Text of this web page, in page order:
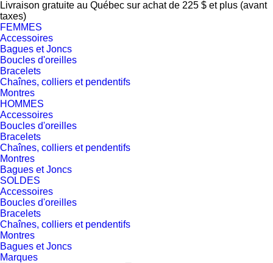
Livraison gratuite au Québec sur achat de 225 $ et plus (avant
taxes)
FEMMES
Accessoires
Bagues et Joncs
Boucles d'oreilles
Bracelets
Chaînes, colliers et pendentifs
Montres
HOMMES
Accessoires
Boucles d'oreilles
Bracelets
Chaînes, colliers et pendentifs
Montres
Bagues et Joncs
SOLDES
Accessoires
Boucles d'oreilles
Bracelets
Chaînes, colliers et pendentifs
Montres
Bagues et Joncs
Marques